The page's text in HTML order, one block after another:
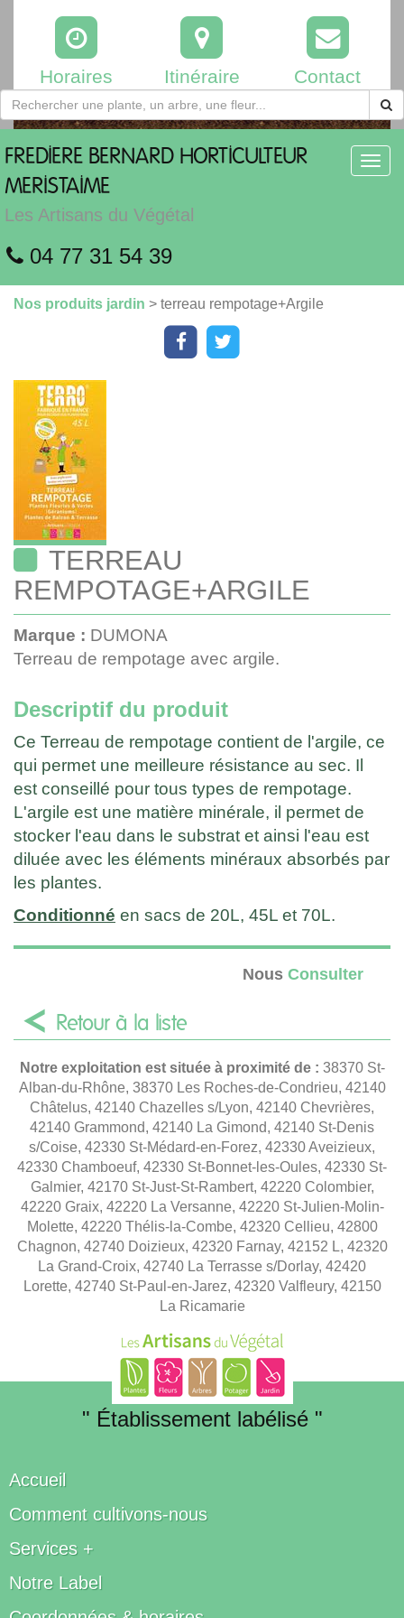
Horaires Itinéraire Contact
FREDIERE BERNARD HORTICULTEUR
MERISTAIME
Les Artisans du Végétal
04 77 31 54 39
Nos produits jardin > terreau rempotage+Argile
TERREAU
REMPOTAGE+ARGILE
Marque : DUMONA
Terreau de rempotage avec argile.
Descriptif du produit
Ce Terreau de rempotage contient de l'argile, ce
qui permet une meilleure résistance au sec. Il
est conseillé pour tous types de rempotage.
L'argile est une matière minérale, il permet de
stocker l'eau dans le substrat et ainsi l'eau est
diluée avec les éléments minéraux absorbés par
les plantes.
Conditionné en sacs de 20L, 45L et 70L.
Nous Consulter
Retour à la liste
Notre exploitation est située à proximité de : 38370 St-
Alban-du-Rhône, 38370 Les Roches-de-Condrieu, 42140
Châtelus, 42140 Chazelles s/Lyon, 42140 Chevrières,
42140 Grammond, 42140 La Gimond, 42140 St-Denis
s/Coise, 42330 St-Médard-en-Forez, 42330 Aveizieux,
42330 Chamboeuf, 42330 St-Bonnet-les-Oules, 42330 St-
Galmier, 42170 St-Just-St-Rambert, 42220 Colombier,
42220 Graix, 42220 La Versanne, 42220 St-Julien-Molin-
Molette, 42220 Thélis-la-Combe, 42320 Cellieu, 42800
Chagnon, 42740 Doizieux, 42320 Farnay, 42152 L, 42320
La Grand-Croix, 42740 La Terrasse s/Dorlay, 42420
Lorette, 42740 St-Paul-en-Jarez, 42320 Valfleury, 42150
La Ricamarie
" Établissement labélisé "
Accueil
Comment cultivons-nous
Services +
Notre Label